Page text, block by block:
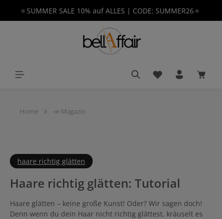
springen
🔅SUMMER SALE 10% auf ALLES | CODE: SUMMER26🔅
Du hast 0
Home 📣 Magazin
haare richtig glätten
Haare richtig glätten: Tutorial
Haare glätten – keine große Kunst! Oder? Wir sagen doch!
Denn wenn du dein Haar nicht richtig glättest, kräuselt es